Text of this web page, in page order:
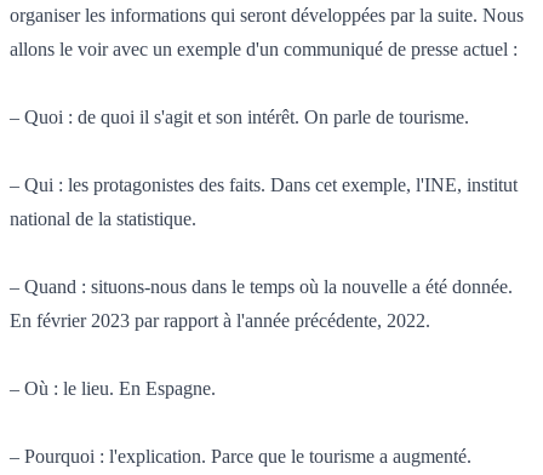
organiser les informations qui seront développées par la suite. Nous
allons le voir avec un exemple d'un communiqué de presse actuel :
– Quoi : de quoi il s'agit et son intérêt. On parle de tourisme.
– Qui : les protagonistes des faits. Dans cet exemple, l'INE, institut
national de la statistique.
– Quand : situons-nous dans le temps où la nouvelle a été donnée.
En février 2023 par rapport à l'année précédente, 2022.
– Où : le lieu. En Espagne.
– Pourquoi : l'explication. Parce que le tourisme a augmenté.